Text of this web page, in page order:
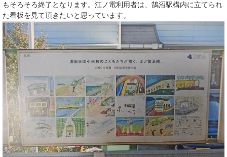
もそろそろ終了となります。江ノ電利用者は、鵠沼駅構内に立てられ
た看板を見て頂きたいと思っています。